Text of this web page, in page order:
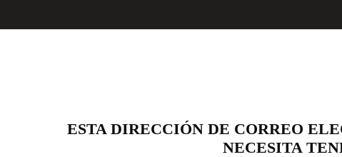
ESTA DIRECCIÓN DE CORREO
NECESITA